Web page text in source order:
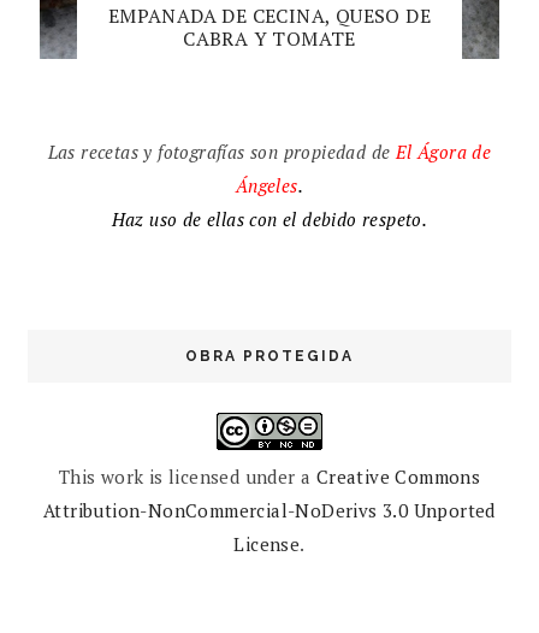
EMPANADA DE CECINA, QUESO DE
CABRA Y TOMATE
Las recetas y fotografías son propiedad de ElÁgora de
Ángeles.
Haz uso de ellas con el debido respeto.
OBRA PROTEGIDA
This work is licensed under a Creative Commons
Attribution-NonCommercial-NoDerivs 3.0 Unported
License.